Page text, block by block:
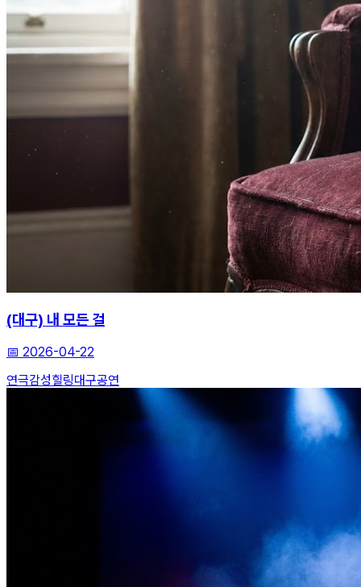
(대구) 내 모든 걸
📅 2026-04-22
연극감성힐링대구공연